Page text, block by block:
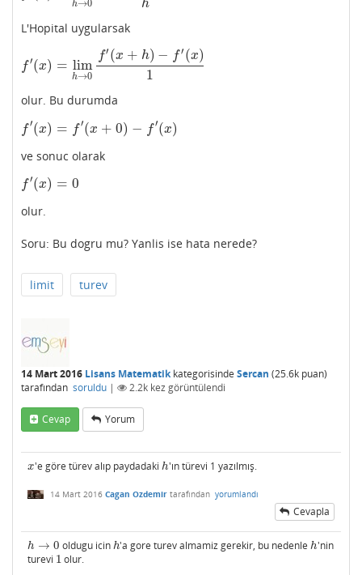
h→0 h
L'Hopital uygularsak
f′(x) = lim
h→0
f′ (x + h) − f′ (x)
1
f (x)=limh→0f′(x+h)−f′(x)1
olur. Bu durumda
f′(x) = f′(x + 0) − f′(x)
f′( )=f′(x +0 −f′ x)
ve sonuc olarak
f′(x) = 0
f′(x) =0
olur.
Soru: Bu dogru mu? Yanlis ise hata nerede?
limit turev
14 Mart 2016 Lisans Matematikkategorisinde Sercan (25.6k puan)
tarafından soruldu | 2.2k kez görüntülendi
Cevap Yorum
x
x'e göre türev alıp paydadaki h
h'ın türevi 1 yazılmış.
14 Mart 2016 Cagan Ozdemir tarafından yorumlandı
Cevapla
h → 0
h→0 oldugu icin h
h'a gore turev almamiz gerekir, bu nedenleh
h'nin
turevi 1
1olur.